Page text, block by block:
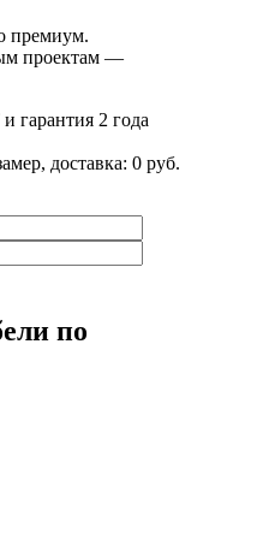
премиум.
проектам —
и гарантия 2 года
доставка: 0 руб.
по